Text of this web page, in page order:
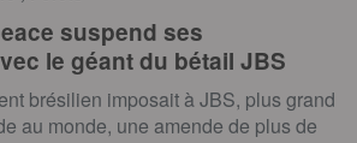
suspend ses
le géant du bétail JBS
brésilien imposait à JBS, plus grand
au monde, une amende de plus de